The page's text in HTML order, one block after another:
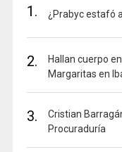
1. ¿Prabyc estafó
2.
Hallan cuerpo
Margaritas en
3.
Cristian
Procuraduría